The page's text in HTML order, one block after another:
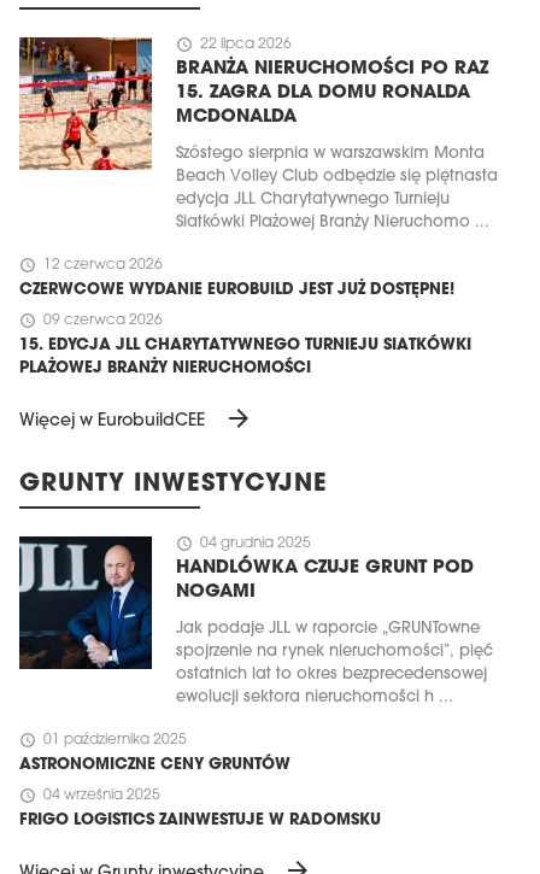
schedule 22 lipca 2026
BRANŻA NIERUCHOMOŚCI PO RAZ
15. ZAGRA DLA DOMU RONALDA
MCDONALDA
Szóstego sierpnia w warszawskim Monta
Beach Volley Club odbędzie się piętnasta
edycja JLL Charytatywnego Turnieju
Siatkówki Plażowej Branży Nieruchomo ...
schedule 12 czerwca 2026
CZERWCOWE WYDANIE EUROBUILD JEST JUŻ DOSTĘPNE!
schedule 09 czerwca 2026
15. EDYCJA JLL CHARYTATYWNEGO TURNIEJU SIATKÓWKI
PLAŻOWEJ BRANŻY NIERUCHOMOŚCI
Więcej w EurobuildCEE arrow_forward
GRUNTY INWESTYCYJNE
schedule 04 grudnia 2025
HANDLÓWKA CZUJE GRUNT POD
NOGAMI
Jak podaje JLL w raporcie „GRUNTowne
spojrzenie na rynek nieruchomości”, pięć
ostatnich lat to okres bezprecedensowej
ewolucji sektora nieruchomości h ...
schedule 01 października 2025
ASTRONOMICZNE CENY GRUNTÓW
schedule 04 września 2025
FRIGO LOGISTICS ZAINWESTUJE W RADOMSKU